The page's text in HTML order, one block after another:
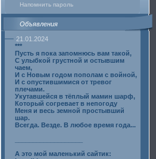
Напомнить пароль
Объявления
21.01.2024
***
Пусть я пока запомнюсь вам такой,
С улыбкой грустной и остывшим
чаем,
И с Новым годом пополам с войной,
И с опустившимися от тревог
плечами.
Укутавшейся в тёплый мамин шарф,
Который согревает в непогоду
Меня и весь земной простывший
шар.
Всегда. Везде. В любое время года...
А это мой маленький сайтик: